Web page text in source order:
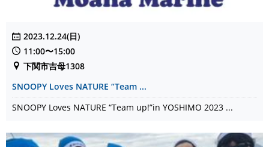
2023.12.24(日)
11:00〜15:00
下関市吉母1308
SNOOPY Loves NATURE “Team ...
SNOOPY Loves NATURE “Team up!”in YOSHIMO 2023 ...